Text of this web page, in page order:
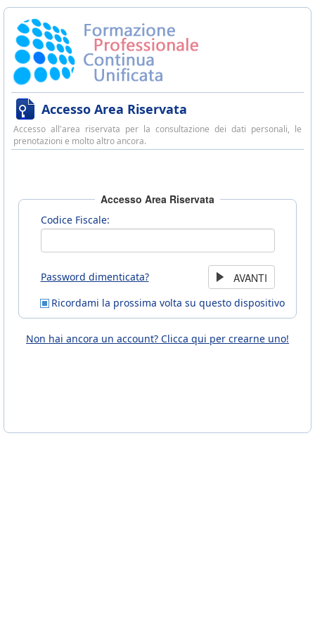
Accesso Area Riservata
Accesso all'area riservata per la consultazione dei dati personali, le
prenotazioni e molto altro ancora.
Accesso Area Riservata
Codice Fiscale:
Password dimenticata?
Ricordami la prossima volta su questo dispositivo
Non hai ancora un account? Clicca qui per crearne uno!